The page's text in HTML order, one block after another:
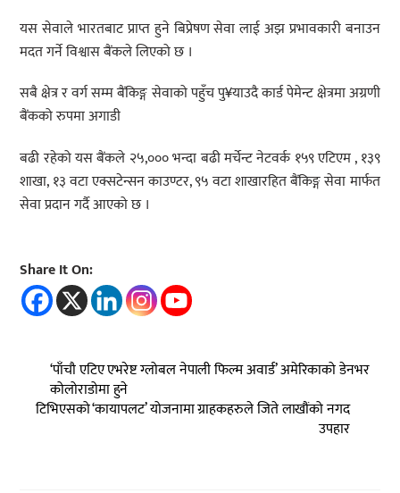
यस सेवाले भारतबाट प्राप्त हुने बिप्रेषण सेवा लाई अझ प्रभावकारी बनाउन
मदत गर्ने विश्वास बैंकले लिएको छ ।
सबै क्षेत्र र वर्ग सम्म बैंकिङ्ग सेवाको पहुँच पु¥याउदै कार्ड पेमेन्ट क्षेत्रमा अग्रणी
बैंकको रुपमा अगाडी
बढी रहेको यस बैंकले २५,००० भन्दा बढी मर्चेन्ट नेटवर्क १५९ एटिएम , १३९
शाखा, १३ वटा एक्सटेन्सन काउण्टर, ९५ वटा शाखारहित बैंकिङ्ग सेवा मार्फत
सेवा प्रदान गर्दै आएको छ ।
Share It On:
‘पाँचौ एटिए एभरेष्ट ग्लोबल नेपाली फिल्म अवार्ड’ अमेरिकाको डेनभर
कोलोराडोमा हुने
टिभिएसको ‘कायापलट’ योजनामा ग्राहकहरुले जिते लाखौंको नगद
उपहार